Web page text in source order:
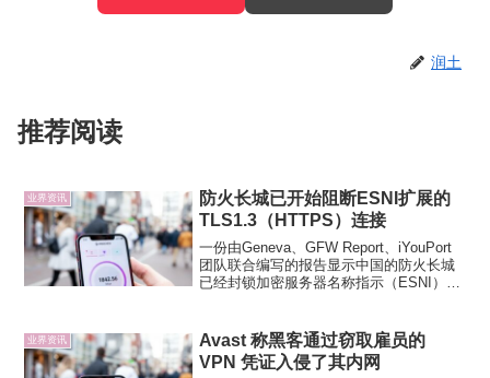
润土
推荐阅读
业界资讯
防火长城已开始阻断ESNI扩展的
TLS1.3（HTTPS）连接
一份由Geneva、GFW Report、iYouPort
团队联合编写的报告显示中国的防火长城
已经封锁加密服务器名称指示（ESNI）。
SNI（ESNI），这项...
业界资讯
Avast 称黑客通过窃取雇员的
VPN 凭证入侵了其内网